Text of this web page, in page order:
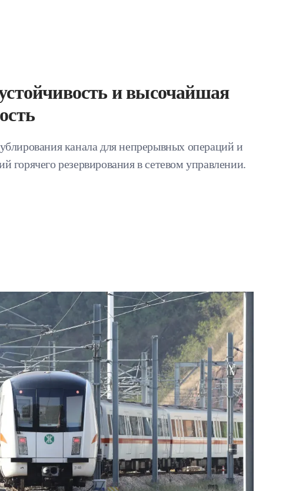
и высочайшая
канала для непрерывных операций и
горячего резервирования в сетевом управлении.